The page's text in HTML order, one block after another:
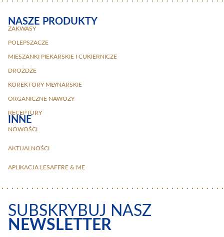
NASZE PRODUKTY
ZAKWASY
POLEPSZACZE
MIESZANKI PIEKARSKIE I CUKIERNICZE
DROŻDŻE
KOREKTORY MŁYNARSKIE
ORGANICZNE NAWOZY
RECEPTURY
INNE
NOWOŚCI
AKTUALNOŚCI
APLIKACJA LESAFFRE & ME
SUBSKRYBUJ NASZ
NEWSLETTER